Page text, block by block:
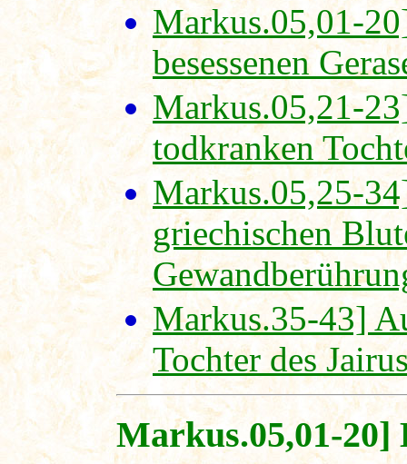
Markus.05,01-
besessenen
Markus.05,21-
todkranken
Markus.05,25-
griechischen
Markus.35-43]
Tochter des
Markus.05,01-20]